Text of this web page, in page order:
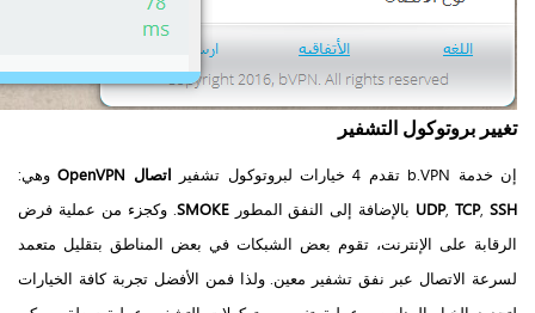
تغيير بروتوكول التشفير
إن خدمة b.VPN تقدم 4 خيارات لبروتوكول تشفير اتصال OpenVPN
وهي:
UDP,TCP,SSH بالإضافة إلى النفق المطورSMOKE . وكجزء من عملية فرض
الرقابة على الإنترنت، تقوم بعض الشبكات في بعض المناطق بتقليل متعمد
لسرعة الاتصال عبر نفق تشفير معين. ولذا فمن الأفضل تجربة كافة الخيارات